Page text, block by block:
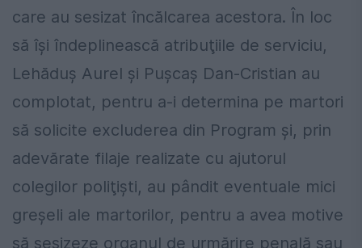
care au sesizat încălcarea acestora. În loc
să îşi îndeplinească atribuţiile de serviciu,
Lehăduș Aurel şi Pușcaș Dan-Cristian au
complotat, pentru a-i determina pe martori
să solicite excluderea din Program şi, prin
adevărate filaje realizate cu ajutorul
colegilor poliţişti, au pândit eventuale mici
greşeli ale martorilor, pentru a avea motive
să sesizeze organul de urmărire penală sau